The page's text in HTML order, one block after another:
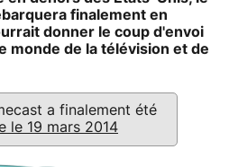
finalement en
donner le coup d'envoi
monde de la télévision et de
a finalement été
le 19 mars 2014